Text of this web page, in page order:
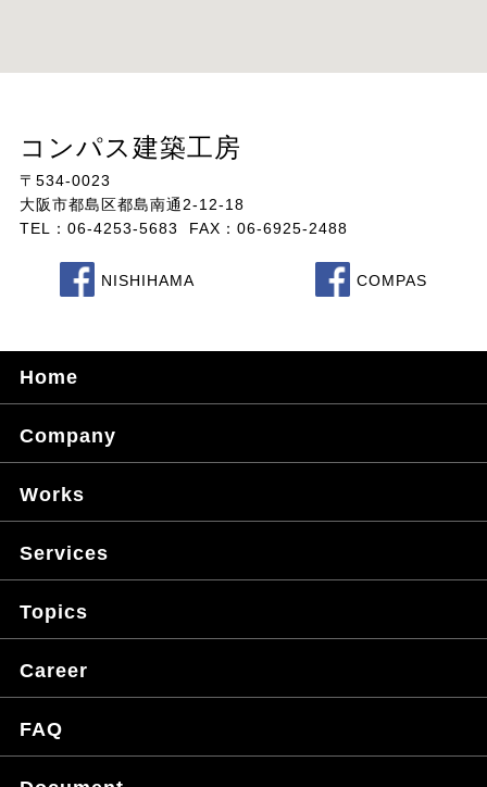
コンパス建築工房
〒534-0023
大阪市都島区都島南通2-12-18
TEL：06-4253-5683 FAX：06-6925-2488
NISHIHAMA COMPAS
Home
Company
Works
Services
Topics
Career
FAQ